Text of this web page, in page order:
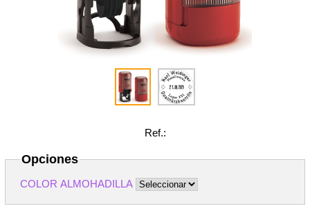
Ref.:
Opciones
COLOR ALMOHADILLA